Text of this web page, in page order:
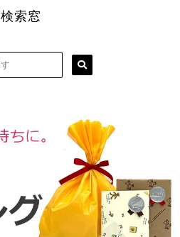
検索窓